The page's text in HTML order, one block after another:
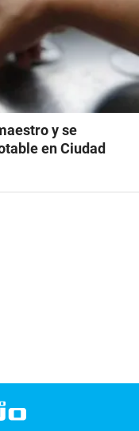
y se
en Ciudad